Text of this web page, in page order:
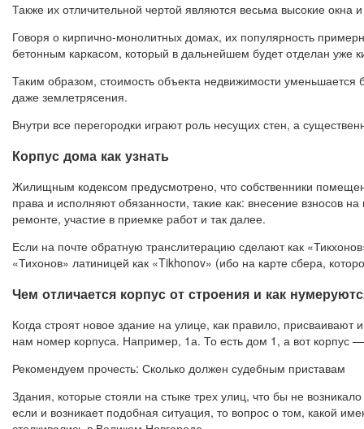
Также их отличительной чертой являются весьма высокие окна
Говоря о кирпично-монолитных домах, их популярность
бетонным каркасом, который в дальнейшем будет отделан уже
Таким образом, стоимость объекта недвижимости уменьшается
даже землетрясения.
Внутри все перегородки играют роль несущих стен, а
Корпус дома как узнать
Жилищным кодексом предусмотрено, что собственники
права и исполняют обязанности, такие как: внесение взносов
ремонте, участие в приемке работ и так далее.
Если на почте обратную транслитерацию сделают как
«Тихонов» латиницей как «Tikhonov» (ибо на карте сбера,
Чем отличается корпус от строения и как
Когда строят новое здание на улице, как правило,
нам номер корпуса. Например, 1а. То есть дом 1, а вот корпус
Рекомендуем прочесть: Сколько должен судебным приставам
Здания, которые стояли на стыке трех улиц, что бы не
если и возникает подобная ситуация, то вопрос о том, какой